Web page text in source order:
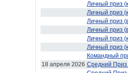
Личный приз
Личный приз
Личный приз
Личный приз
Личный приз
Личный приз
Командный
18 апреля 2026 Средний